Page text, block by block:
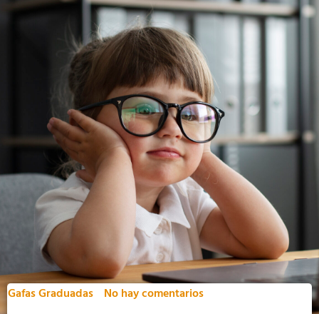
Gafas Graduadas No hay comentarios